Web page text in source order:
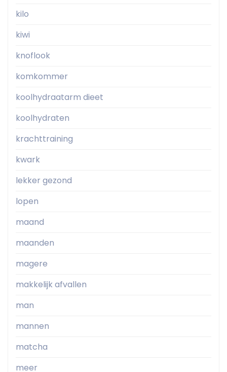
kilo
kiwi
knoflook
komkommer
koolhydraatarm dieet
koolhydraten
krachttraining
kwark
lekker gezond
lopen
maand
maanden
magere
makkelijk afvallen
man
mannen
matcha
meer